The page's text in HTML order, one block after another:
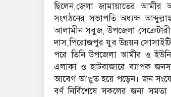
ছিলেন,জেলা জামায়াতের আমীর
সংগঠনের সভাপতি অধ্যক্ষ
আলামীন সবুজ, উপজেলা
দাস,পিরোজপুর যুব উন্নয়ন
পরে তিনি উপজেলা আমীর ও
এলাকা ও হাটবাজারে ব্যাপক
আবেগ আপ্লুত হয়ে পড়েন। জন
বর্ণ নির্বিশেষে সকলের জন্য